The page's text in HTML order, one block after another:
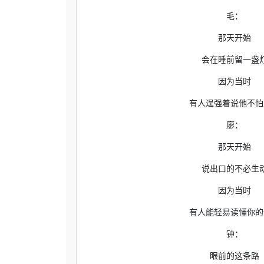
毛：
那天开始
会在睡前留一盏
因为当时
有人逞强着说他不
廖：
那天开始
说出口的不必生
因为当时
有人能轻易读懂你
钟：
眼前的这条路